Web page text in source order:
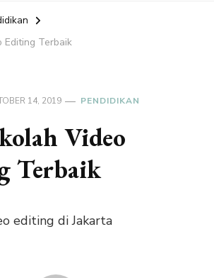
Editing Terbaik
14, 2019 PENDIDIKAN
Video
Terbaik